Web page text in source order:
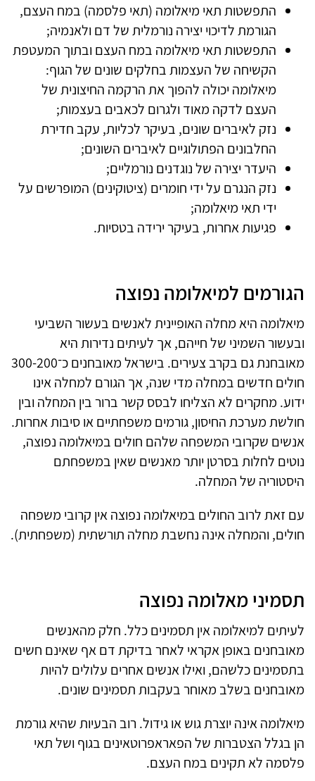
התפשטות תאי מיאלומה (תאי פלסמה) במח העצם,
הגורמת לדיכוי יצירה נורמלית של דם ולאנמיה;
התפשטות תאי מיאלומה במח העצם ובתוך המעטפת
הקשיחה של העצמות בחלקים שונים של הגוף:
מיאלומה יכולה להפוך את הרקמה החיצונית של
העצם לדקה מאוד ולגרום לכאבים בעצמות;
נזק לאיברים שונים, בעיקר לכליות, עקב חדירת
החלבונים הפתולוגיים לאיברים השונים;
היעדר יצירה של נוגדנים נורמליים;
נזק הנגרם על ידי חומרים (ציטוקינים) המופרשים על
ידי תאי מיאלומה;
פגיעות אחרות, בעיקר ירידה בטסיות.
הגורמים למיאלומה נפוצה
מיאלומה היא מחלה האופיינית לאנשים בעשור השביעי
ובעשור השמיני של חייהם, אך לעיתים נדירות היא
מאובחנת גם בקרב צעירים. בישראל מאובחנים כ־300-200
חולים חדשים במחלה מדי שנה, אך הגורם למחלה אינו
ידוע. מחקרים לא הצליחו לבסס קשר ברור בין המחלה ובין
חולשת מערכת החיסון, גורמים משפחתיים או סיבות אחרות.
אנשים שקרובי המשפחה שלהם חולים במיאלומה נפוצה,
נוטים לחלות בסרטן יותר מאנשים שאין במשפחתם
היסטוריה של המחלה.
עם זאת לרוב החולים במיאלומה נפוצה אין קרובי משפחה
חולים, והמחלה אינה נחשבת מחלה תורשתית (משפחתית).
תסמיני מאלומה נפוצה
לעיתים למיאלומה אין תסמינים כלל. חלק מהאנשים
מאובחנים באופן אקראי לאחר בדיקת דם אף שאינם חשים
בתסמינים כלשהם, ואילו אנשים אחרים עלולים להיות
מאובחנים בשלב מאוחר בעקבות תסמינים שונים.
מיאלומה אינה יוצרת גוש או גידול. רוב הבעיות שהיא גורמת
הן בגלל הצטברות של הפאראפרוטאינים בגוף ושל תאי
פלסמה לא תקינים במח העצם.